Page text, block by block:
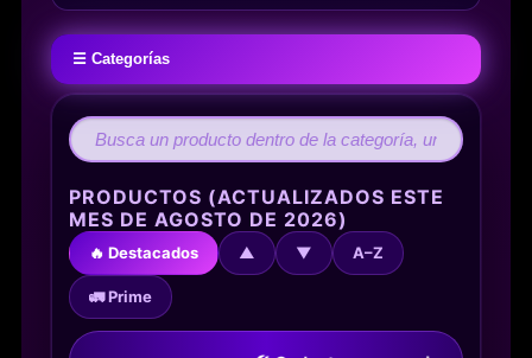
☰ Categorías
PRODUCTOS (ACTUALIZADOS ESTE
MES DE AGOSTO DE 2026)
🔥 Destacados ▲ ▼ A–Z
🚛 Prime